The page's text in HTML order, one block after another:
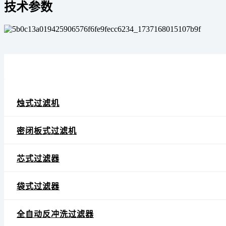
技术参数
烛式过滤机
密闭板式过滤机
芯式过滤器
袋式过滤器
全自动反冲洗过滤器